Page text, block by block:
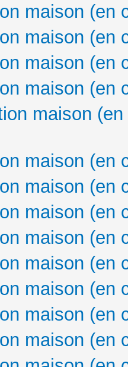
maison (en
maison (en
maison (en
maison (en
maison
maison (en
maison (en
maison (en
maison (en
maison (en
maison (en
maison (en
maison (en